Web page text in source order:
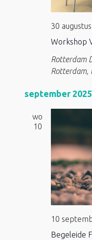
Workshop
30
Rotterdam
Rotterdam,
september 2025
wo
10
Begeleide
10